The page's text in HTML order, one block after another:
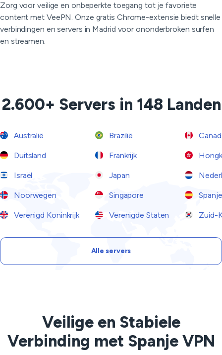
Zorg voor veilige en onbeperkte toegang tot je favoriete
content met VeePN. Onze gratis Chrome-extensie biedt snelle
verbindingen en servers in Madrid voor ononderbroken surfen
en streamen.
2.600+ Servers in 148 Landen
Australië Brazilië
Duitsland Frankrijk
Israël Japan
Noorwegen Singapore Spanje
Verenigd Koninkrijk Verenigde Staten Zuid-
Alle servers
Veilige en Stabiele
Verbinding met Spanje VPN